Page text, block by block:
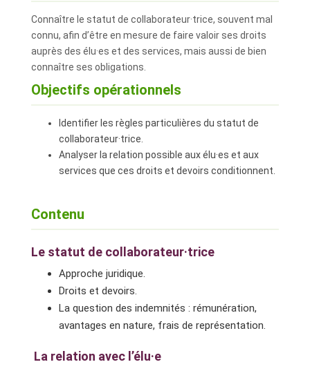
Connaître le statut de collaborateur·trice, souvent mal
connu, afin d’être en mesure de faire valoir ses droits
auprès des élu·es et des services, mais aussi de bien
connaître ses obligations.
Objectifs opérationnels
Identifier les règles particulières du statut de
collaborateur·trice.
Analyser la relation possible aux élu·es et aux
services que ces droits et devoirs conditionnent.
Contenu
Le statut de collaborateur·trice
Approche juridique.
Droits et devoirs.
La question des indemnités : rémunération,
avantages en nature, frais de représentation.
La relation avec l’élu·e